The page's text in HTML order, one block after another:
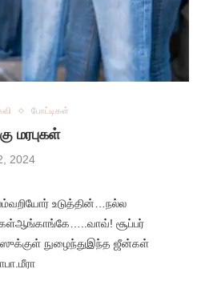
போட்டிகள்
மரபுகள்
2024
உடுத்தின்…நல்ல
சூப்பர்
நுழைந்துஇந்த ஜீன்கள்